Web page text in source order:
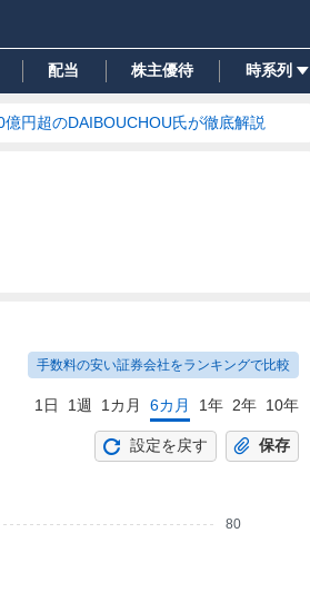
配当 株主優待 時系列
円超のDAIBOUCHOU氏が徹底解説
手数料の安い証券会社をランキングで比較
1日 1週 1カ月 6カ月 1年 2年 10年
設定を戻す 保存
80